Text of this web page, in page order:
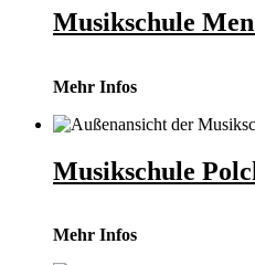
Musikschule
Mehr Infos
Musikschule
Mehr Infos